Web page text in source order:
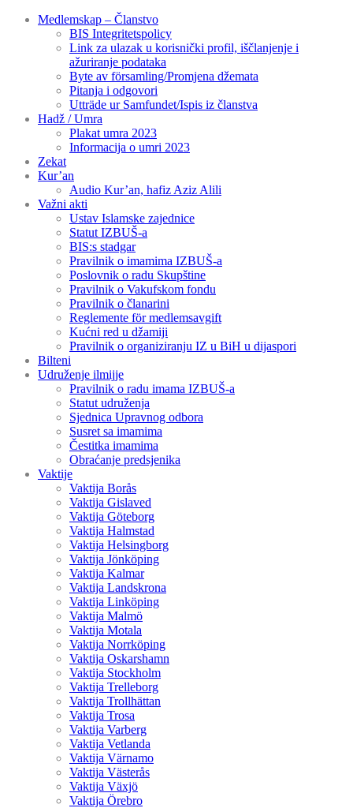
Medlemskap – Članstvo
BIS Integritetspolicy
Link za ulazak u korisnički profil, iščlanjenje i
ažuriranje podataka
Byte av församling/Promjena džemata
Pitanja i odgovori
Utträde ur Samfundet/Ispis iz članstva
Hadž / Umra
Plakat umra 2023
Informacija o umri 2023
Zekat
Kur’an
Audio Kur’an, hafiz Aziz Alili
Važni akti
Ustav Islamske zajednice
Statut IZBUŠ-a
BIS:s stadgar
Pravilnik o imamima IZBUŠ-a
Poslovnik o radu Skupštine
Pravilnik o Vakufskom fondu
Pravilnik o članarini
Reglemente för medlemsavgift
Kućni red u džamiji
Pravilnik o organiziranju IZ u BiH u dijaspori
Bilteni
Udruženje ilmijje
Pravilnik o radu imama IZBUŠ-a
Statut udruženja
Sjednica Upravnog odbora
Susret sa imamima
Čestitka imamima
Obraćanje predsjenika
Vaktije
Vaktija Borås
Vaktija Gislaved
Vaktija Göteborg
Vaktija Halmstad
Vaktija Helsingborg
Vaktija Jönköping
Vaktija Kalmar
Vaktija Landskrona
Vaktija Linköping
Vaktija Malmö
Vaktija Motala
Vaktija Norrköping
Vaktija Oskarshamn
Vaktija Stockholm
Vaktija Trelleborg
Vaktija Trollhättan
Vaktija Trosa
Vaktija Varberg
Vaktija Vetlanda
Vaktija Värnamo
Vaktija Västerås
Vaktija Växjö
Vaktija Örebro